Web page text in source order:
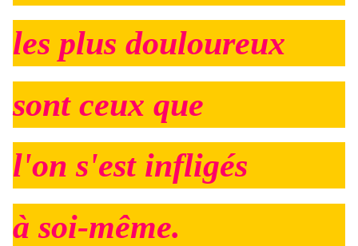
les plus douloureux
sont ceux que
l'on s'est infligés
à soi-même.